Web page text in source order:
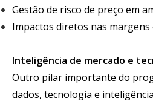
Gestão de risco de preço em
Impactos diretos nas margens
Inteligência de mercado e
Outro pilar importante do
dados, tecnologia e